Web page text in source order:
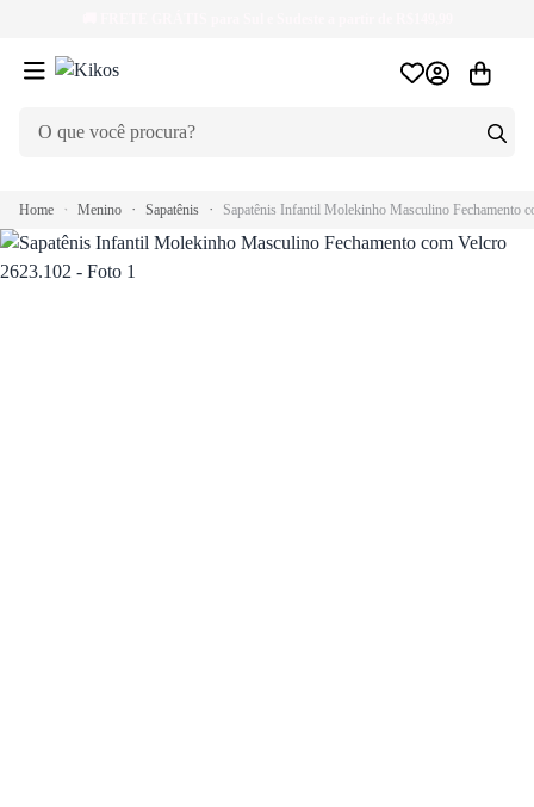
Home Menino Sapatênis Sapatênis Infantil Molekinho Masculino Fechamento